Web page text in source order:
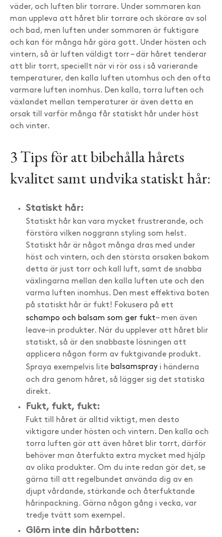
väder, och luften blir torrare. Under sommaren kan
man uppleva att håret blir torrare och skörare av sol
och bad, men luften under sommaren är fuktigare
och kan för många hår göra gott. Under hösten och
vintern, så är luften väldigt torr – där håret tenderar
att blir torrt, speciellt när vi rör oss i så varierande
temperaturer, den kalla luften utomhus och den ofta
varmare luften inomhus. Den kalla, torra luften och
växlandet mellan temperaturer är även detta en
orsak till varför många får statiskt hår under höst
och vinter.
3 Tips för att bibehålla hårets
kvalitet samt undvika statiskt hår:
Statiskt hår:
Statiskt hår kan vara mycket frustrerande, och
förstöra vilken noggrann styling som helst.
Statiskt hår är något många dras med under
höst och vintern, och den största orsaken bakom
detta är just torr och kall luft, samt de snabba
växlingarna mellan den kalla luften ute och den
varma luften inomhus. Den mest effektiva boten
på statiskt hår är fukt! Fokusera på ett
schampo och balsam som ger fukt– men även
leave-in produkter. När du upplever att håret blir
statiskt, så är den snabbaste lösningen att
applicera någon form av fuktgivande produkt.
Spraya exempelvis lite balsamsprayi händerna
och dra genom håret, så lägger sig det statiska
direkt.
Fukt, fukt, fukt:
Fukt till håret är alltid viktigt, men desto
viktigare under hösten och vintern. Den kalla och
torra luften gör att även håret blir torrt, därför
behöver man återfukta extra mycket med hjälp
av olika produkter. Om du inte redan gör det, se
gärna till att regelbundet använda dig av en
djupt vårdande, stärkande och återfuktande
hårinpackning. Gärna någon gång i vecka, var
tredje tvätt som exempel.
Glöm inte din hårbotten: